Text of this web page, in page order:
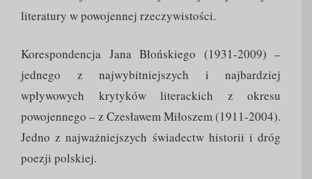
literatury w powojennej rzeczywistości.
Korespondencja Jana Błońskiego (1931-2009) –
jednego z najwybitniejszych i najbardziej
wpływowych krytyków literackich z okresu
powojennego – z Czesławem Miłoszem (1911-2004).
Jedno z najważniejszych świadectw historii i dróg
poezji polskiej.